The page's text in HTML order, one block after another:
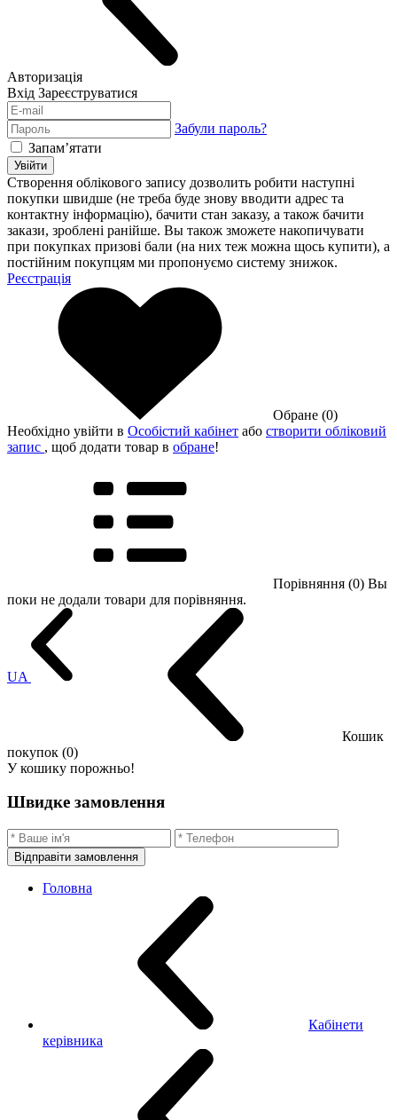
Авторизація
Вхід Зареєструватися
Забули пароль?
Запам’ятати
Увійти
Створення облікового запису дозволить робити наступні
покупки швидше (не треба буде знову вводити адрес та
контактну інформацію), бачити стан заказу, а також бачити
закази, зроблені ранійше. Вы також зможете накопичувати
при покупках призові бали (на них теж можна щось купити), а
постійним покупцям ми пропонуємо систему знижок.
Реєстрація
Обране (0)
Необхідно увійти в Особістий кабінет або створити обліковий
запис , щоб додати товар в обране!
Порівняння (0) Вы
поки не додали товари для порівняння.
UA
Кошик
покупок (0)
У кошику порожньо!
Швидке замовлення
Відправіти замовлення
Головна
Кабінети
керівника